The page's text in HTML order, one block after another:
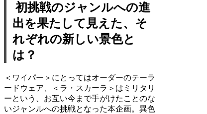
初挑戦のジャンルへの進
出を果たして見えた、そ
れぞれの新しい景色と
は？
＜ワイパー＞にとってはオーダーのテーラ
ードウェア、＜ラ・スカーラ＞はミリタリ
ーという、お互い今まで手がけたことのな
いジャンルへの挑戦となった本企画。異色